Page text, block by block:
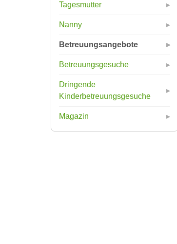
Tagesmutter
Nanny
Betreuungsangebote
Betreuungsgesuche
Dringende
Kinderbetreuungsgesuche
Magazin